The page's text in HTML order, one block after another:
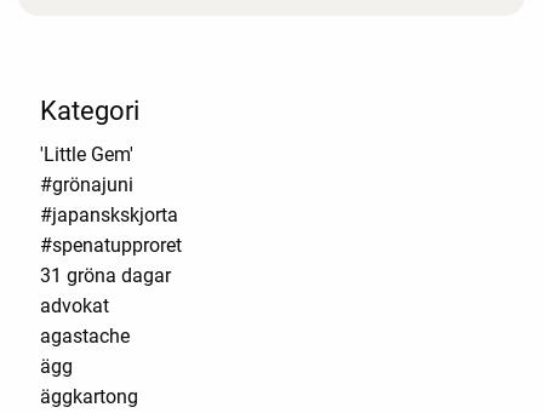
Kategori
'Little Gem'
#grönajuni
#japanskskjorta
#spenatupproret
31 gröna dagar
advokat
agastache
ägg
äggkartong